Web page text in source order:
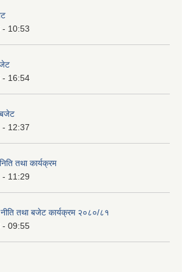
- 10:53
- 16:54
- 12:37
तथा कार्यक्रम
- 11:29
नीति तथा बजेट कार्यक्रम २०८०/८१
- 09:55